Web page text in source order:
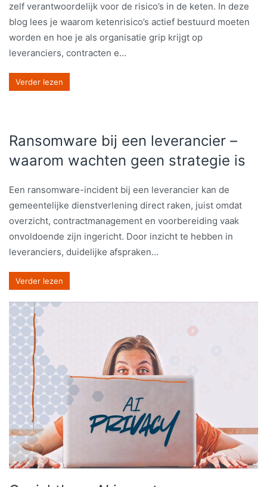
zelf verantwoordelijk voor de risico’s in de keten. In deze
blog lees je waarom ketenrisico’s actief bestuurd moeten
worden en hoe je als organisatie grip krijgt op
leveranciers, contracten e…
Verder lezen
Ransomware bij een leverancier –
waarom wachten geen strategie is
Een ransomware-incident bij een leverancier kan de
gemeentelijke dienstverlening direct raken, juist omdat
overzicht, contractmanagement en voorbereiding vaak
onvoldoende zijn ingericht. Door inzicht te hebben in
leveranciers, duidelijke afspraken…
Verder lezen